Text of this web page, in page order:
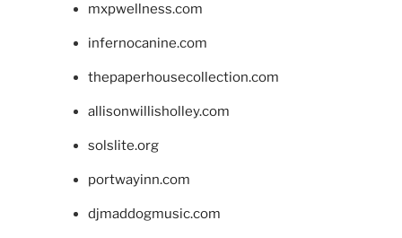
mxpwellness.com
infernocanine.com
thepaperhousecollection.com
allisonwillisholley.com
solslite.org
portwayinn.com
djmaddogmusic.com